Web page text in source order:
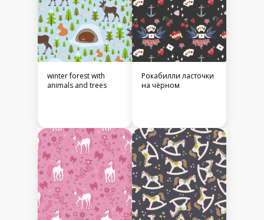
winter forest with
animals and trees
Рокабилли ласточки
на чёрном